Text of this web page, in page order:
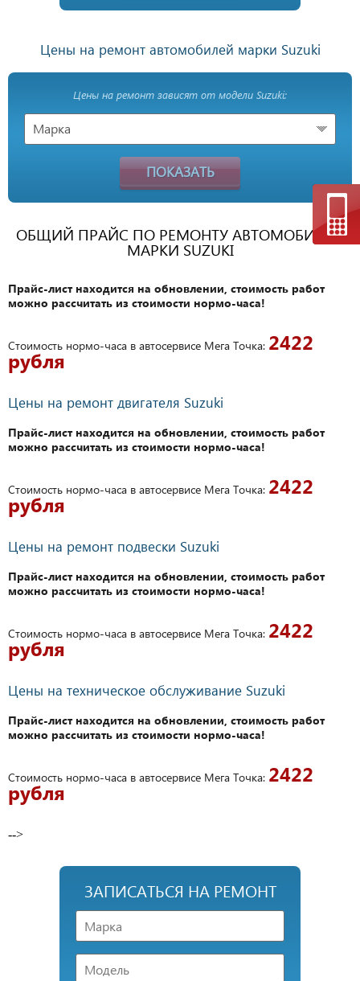
Цены на ремонт автомобилей марки Suzuki
Цены на ремонт зависят от модели Suzuki:
Марка
ПОКАЗАТЬ
ОБЩИЙ ПРАЙС ПО РЕМОНТУ АВТОМОБИЛЕЙ
МАРКИ SUZUKI
Прайс-лист находится на обновлении, стоимость работ
можно рассчитать из стоимости нормо-часа!
Стоимость нормо-часа в автосервисе Мега Точка: 2422
рубля
Цены на ремонт двигателя Suzuki
Прайс-лист находится на обновлении, стоимость работ
можно рассчитать из стоимости нормо-часа!
Стоимость нормо-часа в автосервисе Мега Точка: 2422
рубля
Цены на ремонт подвески Suzuki
Прайс-лист находится на обновлении, стоимость работ
можно рассчитать из стоимости нормо-часа!
Стоимость нормо-часа в автосервисе Мега Точка: 2422
рубля
Цены на техническое обслуживание Suzuki
Прайс-лист находится на обновлении, стоимость работ
можно рассчитать из стоимости нормо-часа!
Стоимость нормо-часа в автосервисе Мега Точка: 2422
рубля
-->
ЗАПИСАТЬСЯ НА РЕМОНТ